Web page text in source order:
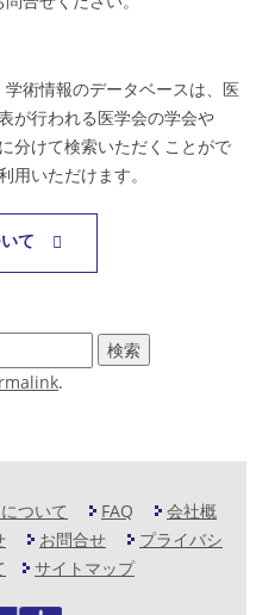
術情報のデータベースは、医
が行われる医学会の学会や
分けて検索いただくことがで
用いただけます。
て
.
ついて FAQ
会社概
お問合せ
プライバシ
サイトマップ